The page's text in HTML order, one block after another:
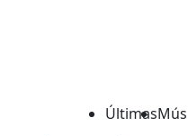
Últimas